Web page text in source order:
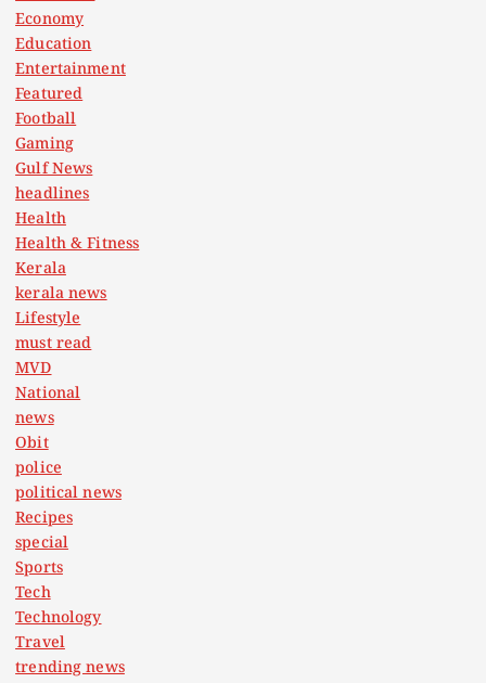
Economy
Education
Entertainment
Featured
Football
Gaming
Gulf News
headlines
Health
Health & Fitness
Kerala
kerala news
Lifestyle
must read
MVD
National
news
Obit
police
political news
Recipes
special
Sports
Tech
Technology
Travel
trending news